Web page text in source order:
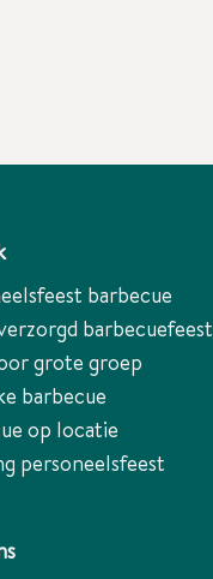
barbecue
barbecuefeest
grote groep
barbecue
op locatie
personeelsfeest